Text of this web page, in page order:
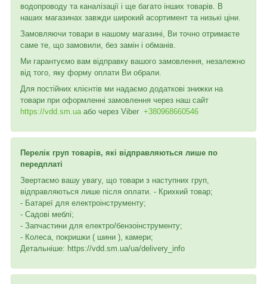
водопроводу та каналізації і ще багато інших товарів. В
наших магазинах завжди широкий асортимент та низькі ціни.
Замовляючи товари в нашому магазині, Ви точно отримаєте
саме те, що замовили, без замін і обманів.
Ми гарантуємо вам відправку вашого замовлення, незалежно
від того, яку форму оплати Ви обрали.
Для постійних клієнтів ми надаємо додаткові знижки на
товари при оформленні замовлення через наш сайт
https://vdd.sm.ua або через Viber +380968660546
Перелік груп товарів, які відправляються лише по
передплаті
Звертаємо вашу увагу, що товари з наступних груп,
відправляються лише після оплати. - Крихкий товар;
- Батареї для електроінструменту;
- Садові меблі;
- Запчастини для електро/бензоінструменту;
- Колеса, покришки ( шини ), камери;
Детальніше: https://vdd.sm.ua/ua/delivery_info